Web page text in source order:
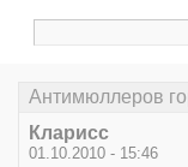
Антимюллеров
Кларисс
01.10.2010 - 15:46